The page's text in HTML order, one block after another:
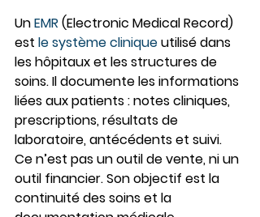
Un EMR (Electronic Medical Record)
est le système clinique utilisé dans
les hôpitaux et les structures de
soins. Il documente les informations
liées aux patients : notes cliniques,
prescriptions, résultats de
laboratoire, antécédents et suivi.
Ce n’est pas un outil de vente, ni un
outil financier. Son objectif est la
continuité des soins et la